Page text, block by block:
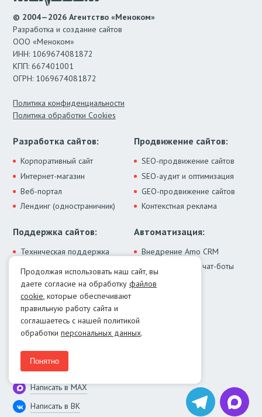
© 2004—2026 Агентство «Меноком»
Разработка и создание сайтов
ООО «Меноком»
ИНН: 1069674081872
КПП: 667401001
ОГРН: 1069674081872
Политика конфиденциальности
Политика обработки Cookies
Разработка сайтов:
Корпоративный сайт
Интернет-магазин
Веб-портал
Лендинг (одностраничник)
Продвижение сайтов:
SEO-продвижение сайтов
SEO-аудит и оптимизация
GEO-продвижение сайтов
Контекстная реклама
Поддержка сайтов:
Техническая поддержка
Модернизация сайта
Лечение от вирусов
Автоматизация:
Внедрение Amo CRM
ИИ-ассистенты и чат-боты
Интеграции
Контакты:
Москва:+7 (499) 322-77-02
Екатеринбург:+7 (343) 351-74-32
E-mail:info@menocom.ru
Время работы:
Написать в Telegram
Написать в MAX
Написать в ВК
Продолжая использовать наш сайт, вы
даете согласие на обработку файлов
cookie, которые обеспечивают
правильную работу сайта и
соглашаетесь с нашей политикой
обработки персональных данных.
Понятно